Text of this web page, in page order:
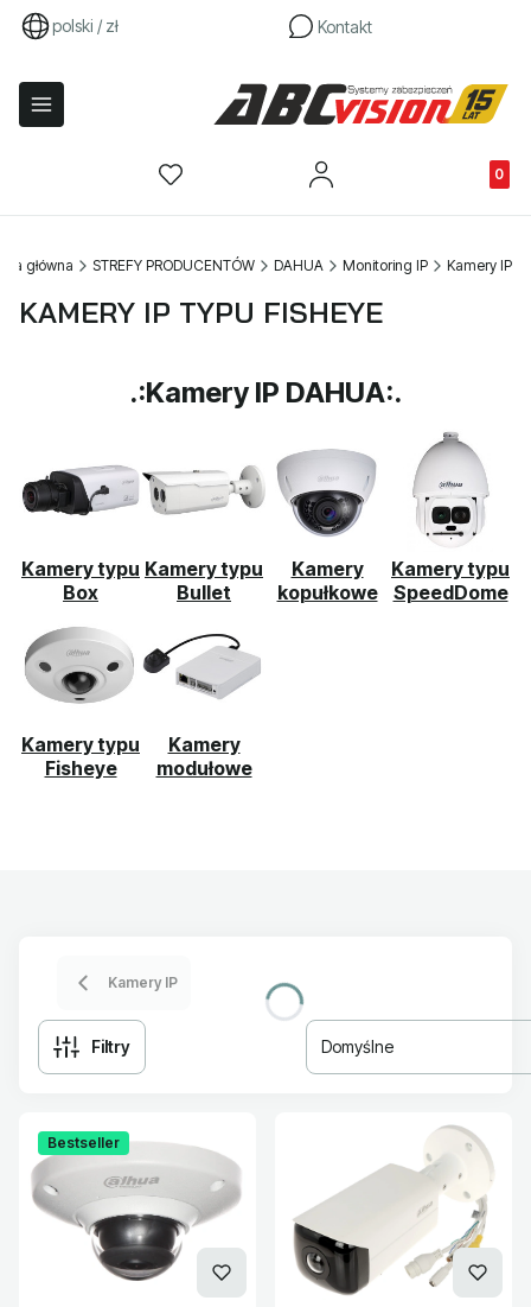
polski / zł Kontakt
główna STREFY PRODUCENTÓW DAHUA Monitoring IP Kamery IP
KAMERY IP TYPU FISHEYE
.:Kamery IP DAHUA:.
Kamery typu
Box
Kamery typu
Bullet
Kamery
kopułkowe
Kamery typu
SpeedDome
Kamery typu
Fisheye
Kamery
modułowe
Kamery IP
Filtry Domyślne
Bestseller